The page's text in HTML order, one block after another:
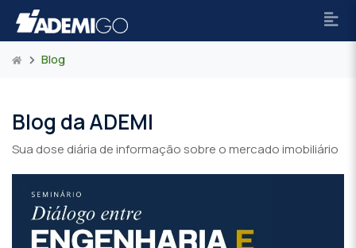
Blog
Blog da ADEMI
Sua dose diária de informação sobre o mercado imobiliário